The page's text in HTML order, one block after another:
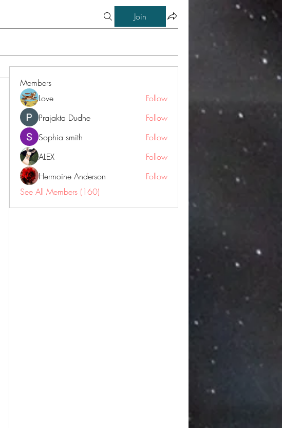
Join
Members
Love
Follow
Prajakta Dudhe
Follow
Sophia smith
Follow
ALEX
Follow
Hermoine Anderson
Follow
See All Members (160)